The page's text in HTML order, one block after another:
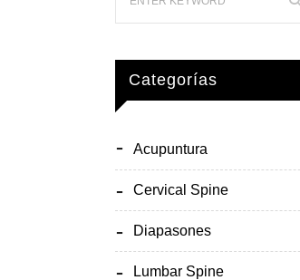
Categorías
Acupuntura
Cervical Spine
Diapasones
Lumbar Spine